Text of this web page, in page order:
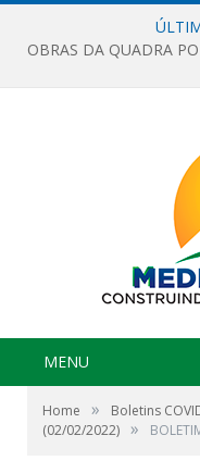
MENU
Home » Boletins
(02/02/2022) »